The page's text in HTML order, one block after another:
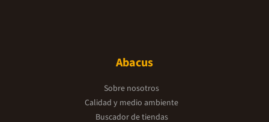
Abacus
Sobre nosotros
Calidad y medio ambiente
Buscador de tiendas